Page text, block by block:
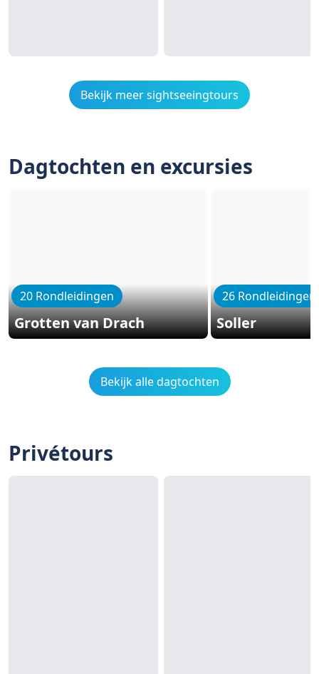
Bekijk meer sightseeingtours
Dagtochten en excursies
20 Rondleidingen
Grotten van Drach
26 Rondleidingen
Soller
Bekijk alle dagtochten
Privétours